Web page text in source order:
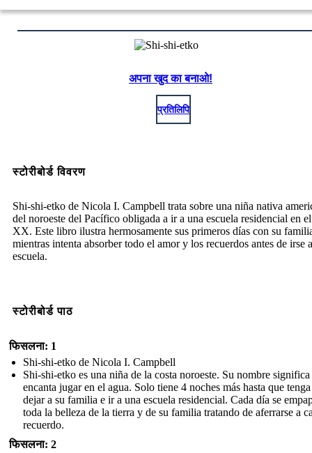
अपना खुद का बनाओ!
प्रतिलिपि
स्टोरीबोर्ड विवरण
Shi-shi-etko de Nicola I. Campbell trata sobre una niña nativa
del noroeste del Pacífico obligada a ir a una escuela residencial en
XX. Este libro ilustra hermosamente sus primeros días con su
mientras intenta absorber todo el amor y los recuerdos antes de irse
escuela.
स्टोरीबोर्ड पाठ
फिसलना: 1
Shi-shi-etko de Nicola I. Campbell
Shi-shi-etko es una niña de la costa noroeste. Su nombre
encanta jugar en el agua. Solo tiene 4 noches más hasta que
dejar a su familia e ir a una escuela residencial. Cada día se
toda la belleza de la tierra y de su familia tratando de aferrarse a
recuerdo.
फिसलना: 2